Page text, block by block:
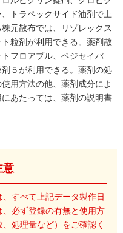
トラペックサイド油剤で土
元散布では、リゾレックス
粒剤が利用できる。薬剤散
フロアブル、ベジセイバ
５が利用できる。薬剤の処
用方法の他、薬剤成分によ
あたっては、薬剤の説明書
意
すべて上記データ製作日
必ず登録の有無と使用方
処理量など）をご確認く